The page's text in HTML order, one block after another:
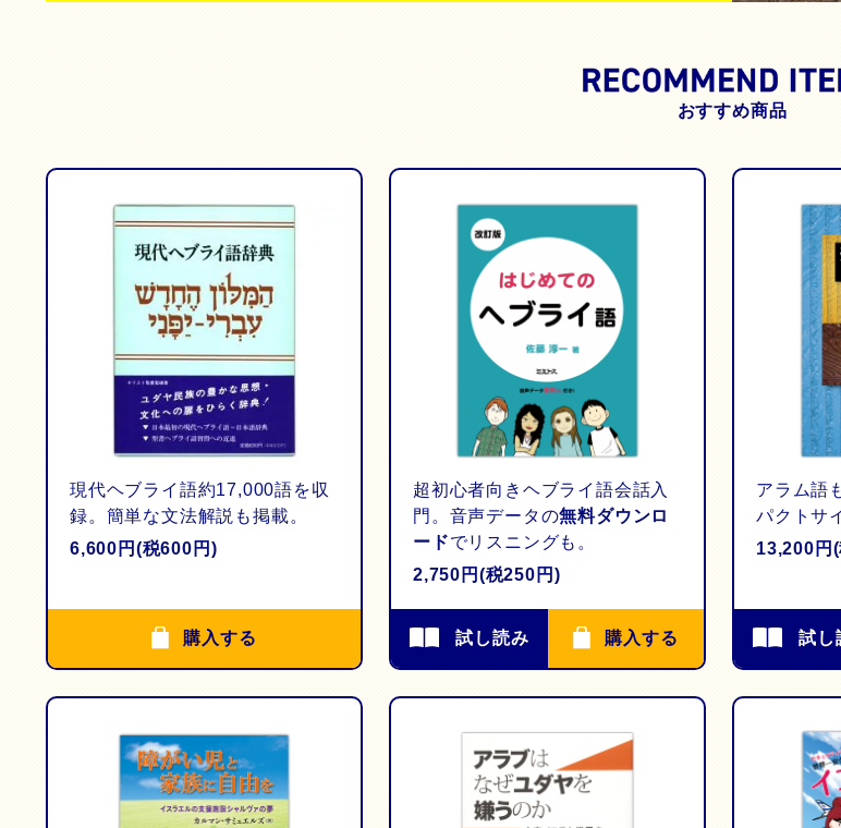
おすすめ商品
現代ヘブライ語約17,000語を収
録。簡単な文法解説も掲載。
6,600円(税600円)
購入する
超初心者向きヘブライ語会話入
門。音声データの無料ダウンロ
ードでリスニングも。
2,750円(税250円)
試し読み 購入する
アラム語
パクトサ
13,200円
試し